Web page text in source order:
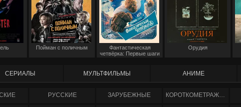
Пойман с поличным
Фантастическая
четвёрка: Первые шаги
Орудия
СЕРИАЛЫ МУЛЬТФИЛЬМЫ АНИМЕ
РУССКИЕ ЗАРУБЕЖНЫЕ КОРОТКОМЕТРАЖНЫЕ